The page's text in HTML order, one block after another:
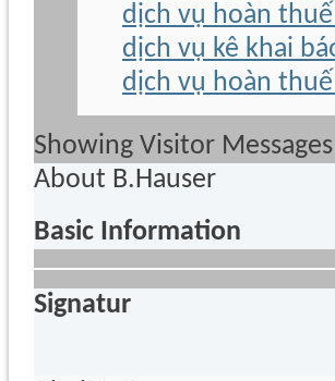
dịch vụ hoàn
dịch vụ kê khai
dịch vụ hoàn
Showing Visitor
About B.Hauser
Basic Information
Signatur